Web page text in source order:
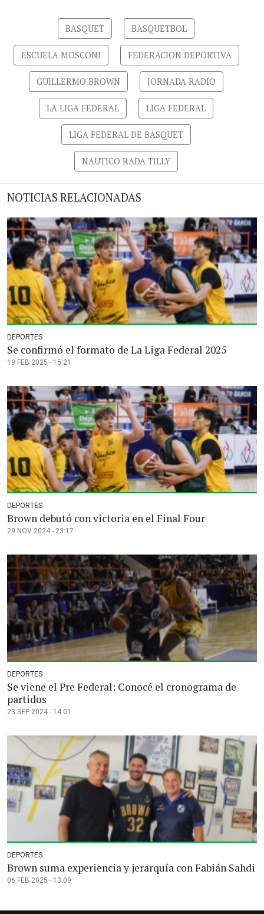
BASQUET BASQUETBOL
ESCUELA MOSCONI FEDERACION DEPORTIVA
GUILLERMO BROWN JORNADA RADIO
LA LIGA FEDERAL LIGA FEDERAL
LIGA FEDERAL DE BASQUET
NAUTICO RADA TILLY
NOTICIAS RELACIONADAS
DEPORTES
Se confirmó el formato de La Liga Federal 2025
19 FEB 2025 - 15:21
DEPORTES
Brown debutó con victoria en el Final Four
29 NOV 2024 - 23:17
DEPORTES
Se viene el Pre Federal: Conocé el cronograma de
partidos
23 SEP 2024 - 14:01
DEPORTES
Brown suma experiencia y jerarquía con Fabián Sahdi
06 FEB 2025 - 13:09